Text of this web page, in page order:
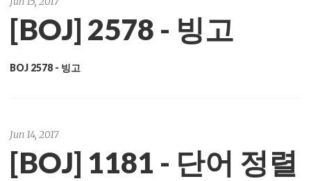
[BOJ] 2578 - 빙고
BOJ 2578 - 빙고
Jun 14, 2017
[BOJ] 1181 - 단어 정렬